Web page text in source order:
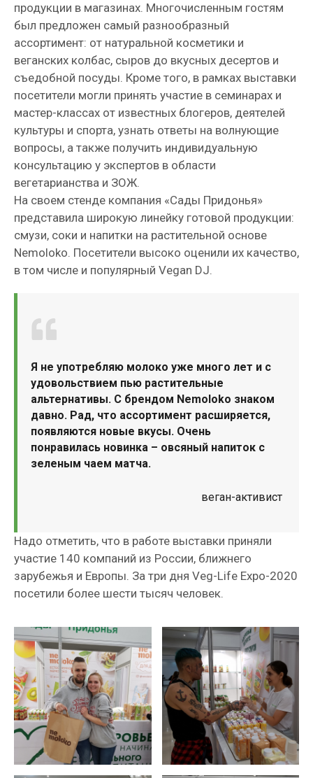
продукции в магазинах. Многочисленным гостям
был предложен самый разнообразный
ассортимент: от натуральной косметики и
веганских колбас, сыров до вкусных десертов и
съедобной посуды. Кроме того, в рамках выставки
посетители могли принять участие в семинарах и
мастер-классах от известных блогеров, деятелей
культуры и спорта, узнать ответы на волнующие
вопросы, а также получить индивидуальную
консультацию у экспертов в области
вегетарианства и ЗОЖ.
На своем стенде компания «Сады Придонья»
представила широкую линейку готовой продукции:
смузи, соки и напитки на растительной основе
Nemoloko. Посетители высоко оценили их качество,
в том числе и популярный Vegan DJ.
Я не употребляю молоко уже много лет и с
удовольствием пью растительные
альтернативы. С брендом Nemoloko знаком
давно. Рад, что ассортимент расширяется,
появляются новые вкусы. Очень
понравилась новинка – овсяный напиток с
зеленым чаем матча.
веган-активист
Надо отметить, что в работе выставки приняли
участие 140 компаний из России, ближнего
зарубежья и Европы. За три дня Veg-Life Expo-2020
посетили более шести тысяч человек.